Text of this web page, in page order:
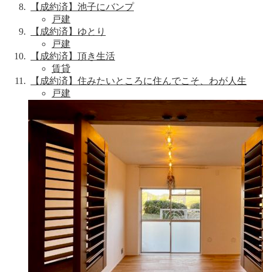
【成約済】池子にバンプ
戸建
【成約済】ゆとり
戸建
【成約済】頂き生活
賃貸
【成約済】住みたいところに住んでこそ、わが人生
戸建